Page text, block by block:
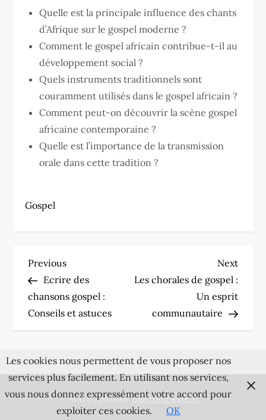
Quelle est la principale influence des chants
d’Afrique sur le gospel moderne ?
Comment le gospel africain contribue-t-il au
développement social ?
Quels instruments traditionnels sont
couramment utilisés dans le gospel africain ?
Comment peut-on découvrir la scène gospel
africaine contemporaine ?
Quelle est l’importance de la transmission
orale dans cette tradition ?
Gospel
N
a
v
g
a
Previous
Post
Previous
Ecrire des
chansons gospel :
Conseils et astuces
Next
Post
Next
Les chorales de gospel :
Un esprit
communautaire
Notre sponsormatrompette.fr
Les cookies nous permettent de vous proposer nos
services plus facilement. En utilisant nos services,
vous nous donnez expressément votre accord pour
exploiter ces cookies.
OK